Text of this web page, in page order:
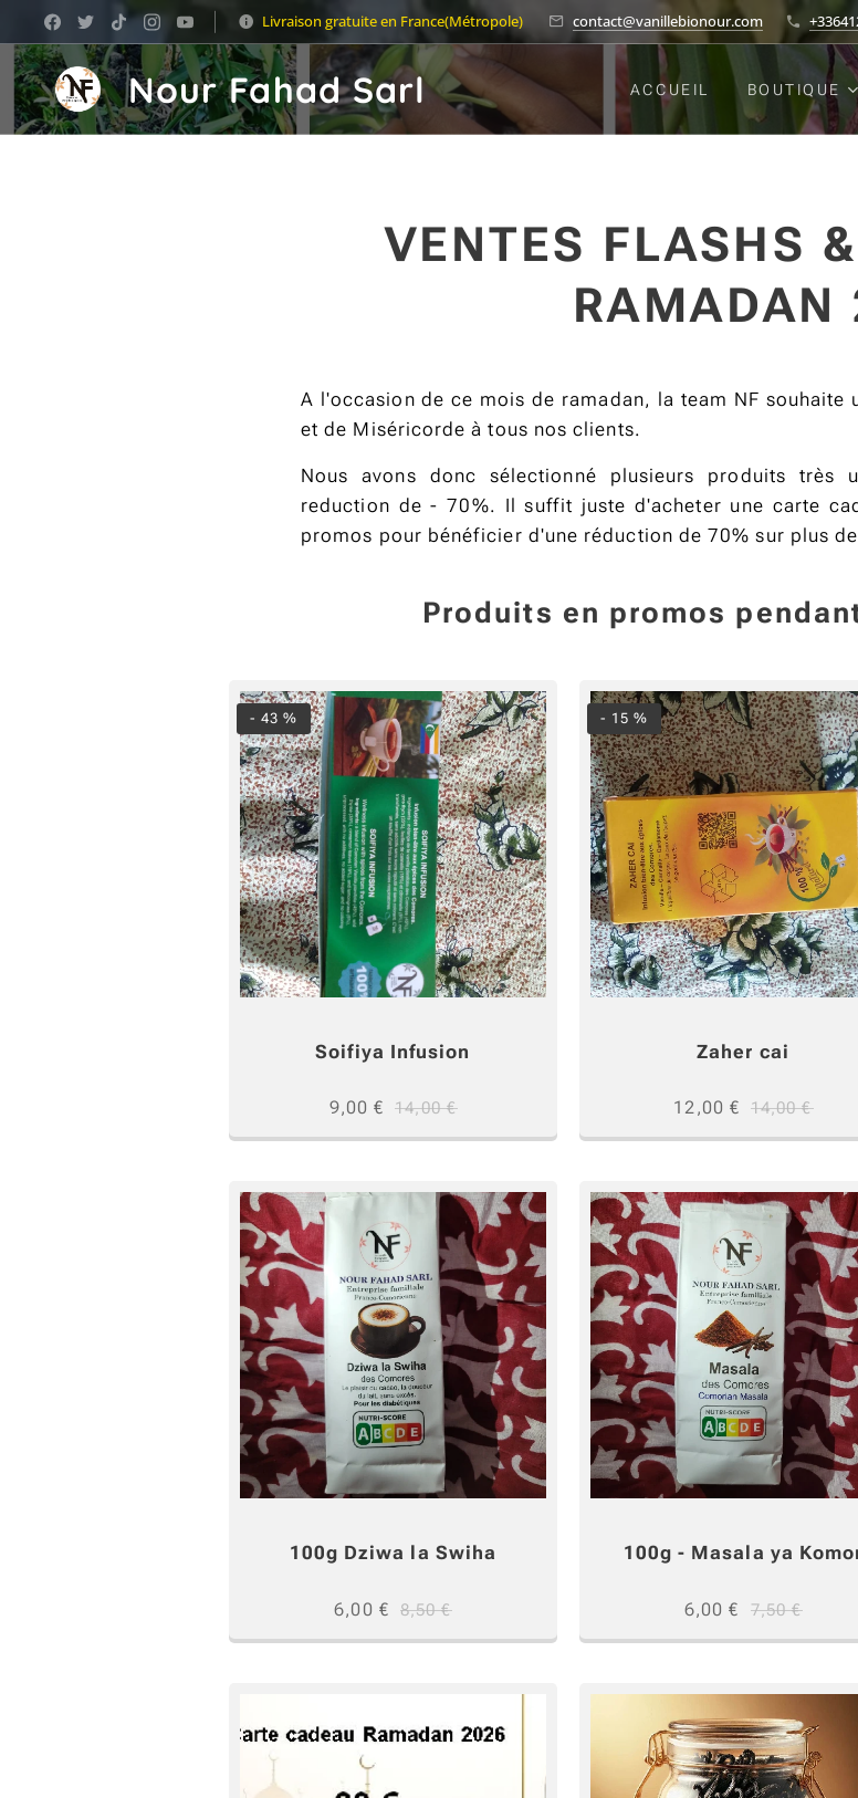
Livraison gratuite en France(Métropole) contact@vanillebionour.com
Nour Fahad Sarl ACCUEIL BOUTIQUE
VENTES FLASHS
RAMADAN
A l'occasion de ce mois de ramadan, la team NF souhaite
et de Miséricorde à tous nos clients.
Nous avons donc sélectionné plusieurs produits très
reduction de - 70%. Il suffit juste d'acheter une carte
promos pour bénéficier d'une réduction de 70% sur plus
Produits en promos
Soifiya Infusion
- 43 %
9,00 € 14,00€
Zaher cai
- 15 %
12,00 € 14,00€
100g Dziwa la Swiha
6,00 € 8,50€
100g - Masala ya
6,00 € 7,50€